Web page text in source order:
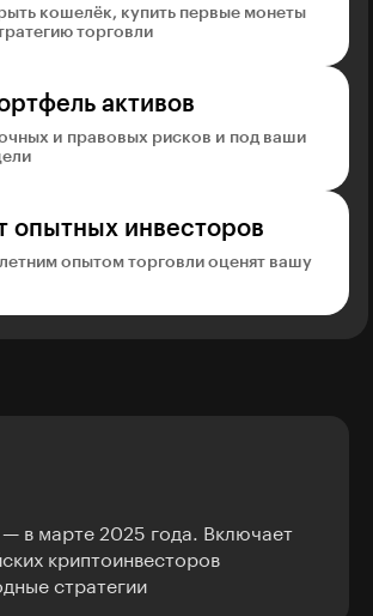
кошелёк, купить первые монеты
торговли
активов
и правовых рисков и под ваши
опытных инвесторов
опытом торговли оценят вашу
— в марте 2025 года. Включает
криптоинвесторов
стратегии